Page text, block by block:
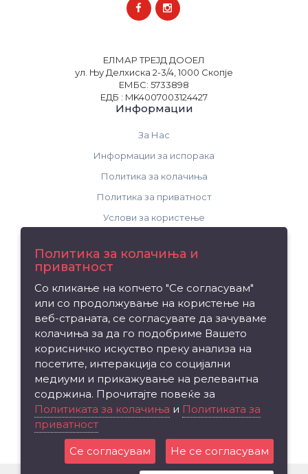
ЕЛМАР ТРЕЈД ДООЕЛ
ул. Њу Делхиска 2-3/4, 1000 Скопје
ЕМБС: 5733898
ЕДБ : MK4007003124427
Информации
За Нас
Информации за испорака
Политика за колачиња
Политика за приватност
Услови за користење
Рекламација на производ
Мапа на сајтот
Издвојуваме
Брендови
Вредносен ваучер
Партнерска програма
Политика за колачиња и
приватност
Со кликање на копчето "Се согласувам"
или со продолжување на користење на
веб-страната, се согласувате да зачуваме
колачиња за да го подобриме Вашето
корисничко искуство преку анализа на
посетите, интеракција со социјални
медиуми и прикажување на релевантна
содржина. Прочитајте повеќе за
Политиката за колачиња и Политиката за
приватност
Се согласувам Не се согласувам